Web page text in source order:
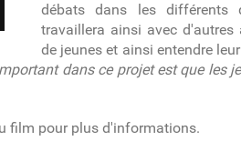
débats dans les différents
travaillera ainsi avec
de jeunes et ainsi entendre
dans ce projet est que les
film pour plus d'informations.